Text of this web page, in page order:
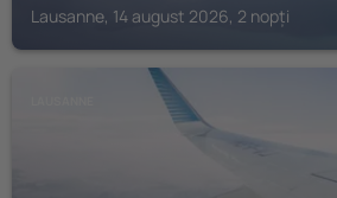
Lausanne, 14 august 2026, 2 nopți